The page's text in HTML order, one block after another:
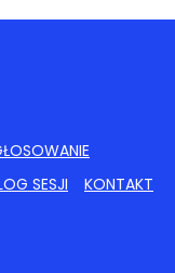
SESJI KONTAKT